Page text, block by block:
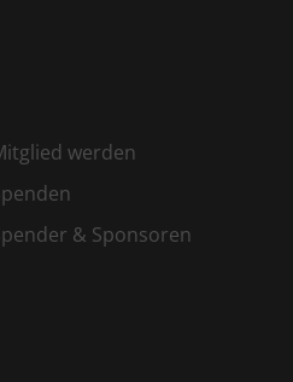
werden
& Sponsoren